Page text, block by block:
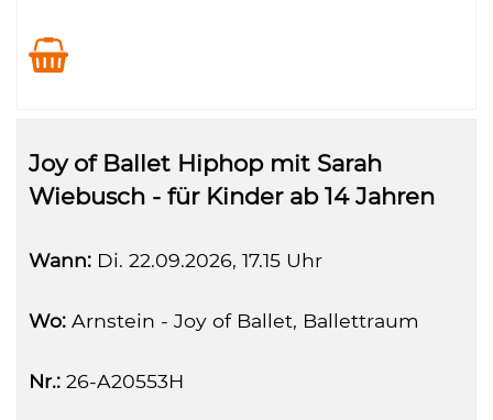
Joy of Ballet Hiphop mit Sarah
Wiebusch - für Kinder ab 14 Jahren
Wann: Di. 22.09.2026, 17.15 Uhr
Wo: Arnstein - Joy of Ballet, Ballettraum
Nr.: 26-A20553H